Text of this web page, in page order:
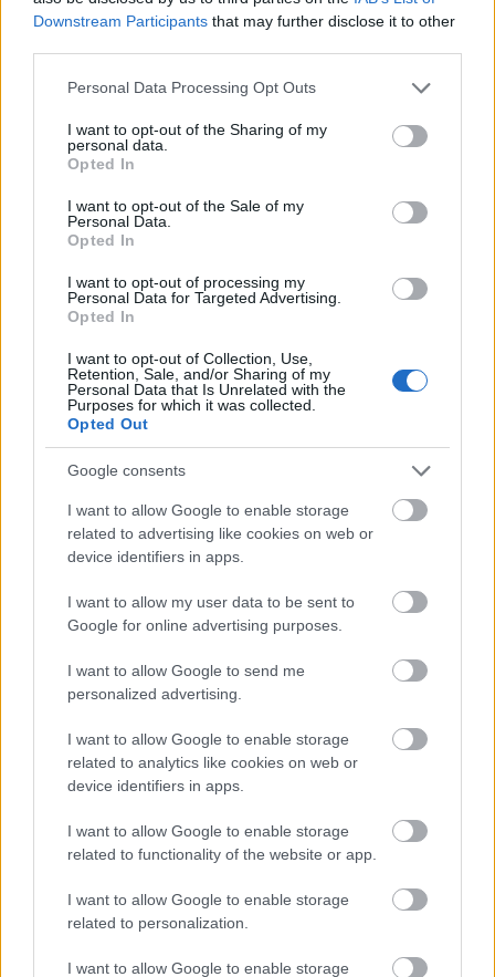
Downstream Participants that may further disclose it to other
Please note that this website/app uses one or more Google
not limited to your visit or usage behaviour. You may click to
grant or deny consent to Google and its third-party tags to
use your data for below specified purposes in below Google
consent section.
Personal Data Processing Opt Outs
I want to opt-out of the Sharing of my
personal data.
Opted In
I want to opt-out of the Sale of my
Personal Data.
Opted In
I want to opt-out of processing my
Personal Data for Targeted Advertising.
Opted In
I want to opt-out of Collection, Use,
Retention, Sale, and/or Sharing of my
Personal Data that Is Unrelated with the
Purposes for which it was collected.
Opted Out
Google consents
I want to allow Google to enable storage
related to advertising like cookies on web or
device identifiers in apps.
I want to allow my user data to be sent to
Google for online advertising purposes.
I want to allow Google to send me
personalized advertising.
I want to allow Google to enable storage
related to analytics like cookies on web or
device identifiers in apps.
I want to allow Google to enable storage
related to functionality of the website or app.
I want to allow Google to enable storage
related to personalization.
I want to allow Google to enable storage
MAGYAR ÉPÍTŐK
Belváros-Lipótváros
Város-Teampannon Kereskedelmi és Szolgáltató Kft.
Újragondolják Lipótváros rejtett, zöld parkját
Indulhat a Honvéd tér megújításának tervezése, ahol a
klímatudatos gondolkodás és a helyi identitás erősítése kerül a
Történelmi táj, amelynek minden köve
mesél – megújul a tatai Angolkert
M1 bővítés: már zajlik a teljesen új
Bicske Kelet csomópont építése
csomópont épül Angyalföldön